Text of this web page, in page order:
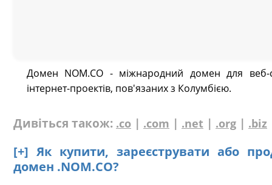
Домен NOM.CO - міжнародний домен для веб-
інтернет-проектів, пов'язаних з Колумбією.
Дивіться також: .co | .com | .net | .org | .biz
[+] Як купити, зареєструвати або
домен .NOM.CO?